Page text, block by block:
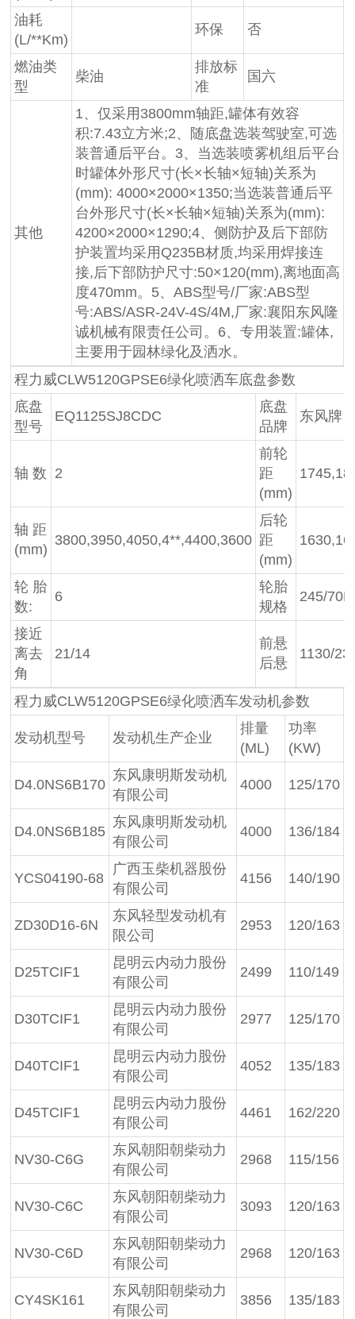
油耗
(L/**Km)
环保 否
燃油类
型
柴油
排放标
准
国六
其他
1、仅采用3800mm轴距,罐体有效容
积:7.43立方米;2、随底盘选装驾驶室,可选
装普通后平台。3、当选装喷雾机组后平台
时罐体外形尺寸(长×长轴×短轴)关系为
(mm): 4000×2000×1350;当选装普通后平
台外形尺寸(长×长轴×短轴)关系为(mm):
4200×2000×1290;4、侧防护及后下部防
护装置均采用Q235B材质,均采用焊接连
接,后下部防护尺寸:50×120(mm),离地面高
度470mm。5、ABS型号/厂家:ABS型
号:ABS/ASR-24V-4S/4M,厂家:襄阳东风隆
诚机械有限责任公司。6、专用装置:罐体,
主要用于园林绿化及洒水。
程力威CLW5120GPSE6绿化喷洒车底盘参数
底盘
型号
EQ1125SJ8CDC
底盘
品牌
东风牌
轴 数 2
前轮
距
(mm)
轴 距
(mm)
3800,3950,4050,4**,4400,3600
后轮
距
(mm)
轮 胎
数:
6
轮胎
规格
245/
接近
离去
角
21/14
前悬
后悬
1130/
程力威CLW5120GPSE6绿化喷洒车发动机参数
发动机型号 发动机生产企业
排量
(ML)
功率
(KW)
D4.0NS6B170
东风康明斯发动机
有限公司
4000 125/170
D4.0NS6B185
东风康明斯发动机
有限公司
4000 136/184
YCS04190-68
广西玉柴机器股份
有限公司
4156 140/190
ZD30D16-6N
东风轻型发动机有
限公司
2953 120/163
D25TCIF1
昆明云内动力股份
有限公司
2499 110/149
D30TCIF1
昆明云内动力股份
有限公司
2977 125/170
D40TCIF1
昆明云内动力股份
有限公司
4052 135/183
D45TCIF1
昆明云内动力股份
有限公司
4461 162/220
NV30-C6G
东风朝阳朝柴动力
有限公司
2968 115/156
NV30-C6C
东风朝阳朝柴动力
有限公司
3093 120/163
NV30-C6D
东风朝阳朝柴动力
有限公司
2968 120/163
CY4SK161
东风朝阳朝柴动力
有限公司
3856 135/183